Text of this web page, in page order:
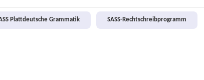
Plattdeutsche Grammatik
SASS-Rechtschreibprogramm